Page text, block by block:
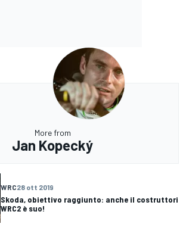
More from
Jan Kopecký
WRC28 ott 2019
Skoda, obiettivo raggiunto: anche il costruttori
WRC2 è suo!